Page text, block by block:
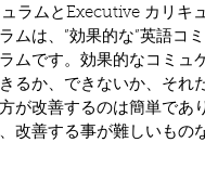
ラムとExecutive カリキ
ムは、”効果的な”英語
ムです。効果的なコミ
るか、できないか、それ
が改善するのは簡単であ
改善する事が難しいもの